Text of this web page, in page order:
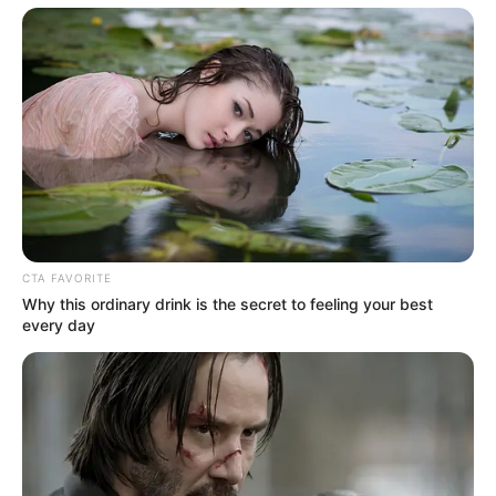
(foto: instagram/gu9udan)
CTA FAVORITE
Why this ordinary drink is the secret to feeling your best
every day